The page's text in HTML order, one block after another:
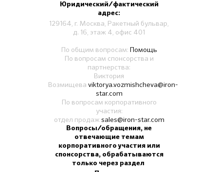
Юридический/фактический
адрес:
129164, г. Москва, Ракетный бульвар,
д. 16, этаж 4, офис 401
По общим вопросам: Помощь
По вопросам спонсорства и
партнерства:
Виктория
Возмищева viktorya.vozmishcheva@iron-
star.com
По вопросам корпоративного
участия:
отдел продаж sales@iron-star.com
Вопросы/обращения, не
отвечающие темам
корпоративного участия или
спонсорства, обрабатываются
только через раздел